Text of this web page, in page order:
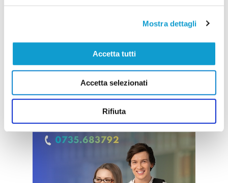
Mostra dettagli
Accetta tutti
Accetta selezionati
Rifiuta